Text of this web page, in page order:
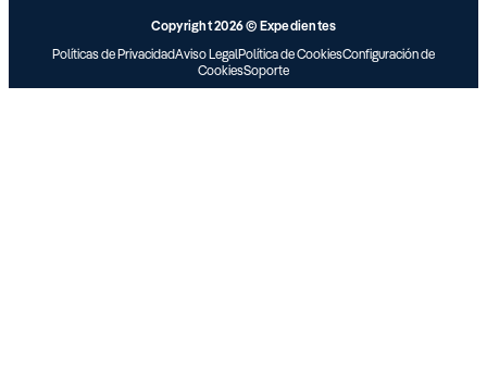
Copyright 2026 © Expedientes
Políticas de PrivacidadAviso LegalPolítica de CookiesConfiguración de
CookiesSoporte